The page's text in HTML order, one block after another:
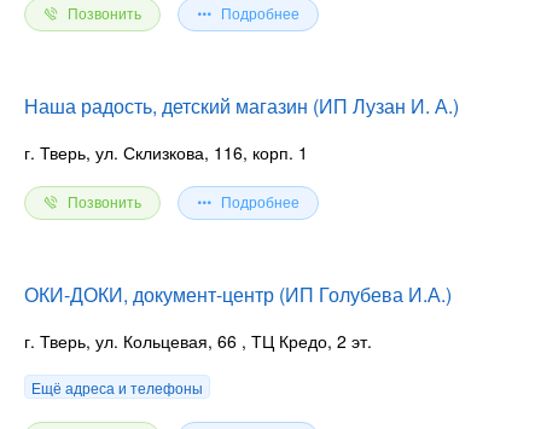
Позвонить Подробнее
Наша радость, детский магазин (ИП Лузан И. А.)
г. Тверь, ул. Склизкова, 116, корп. 1
Позвонить Подробнее
ОКИ-ДОКИ, документ-центр (ИП Голубева И.А.)
г. Тверь, ул. Кольцевая, 66 , ТЦ Кредо, 2 эт.
Ещё адреса и телефоны